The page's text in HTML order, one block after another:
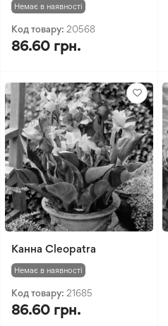
Немає в наявності
Код товару: 20568
86.60 грн.
Канна Cleopatra
Немає в наявності
Код товару: 21685
86.60 грн.